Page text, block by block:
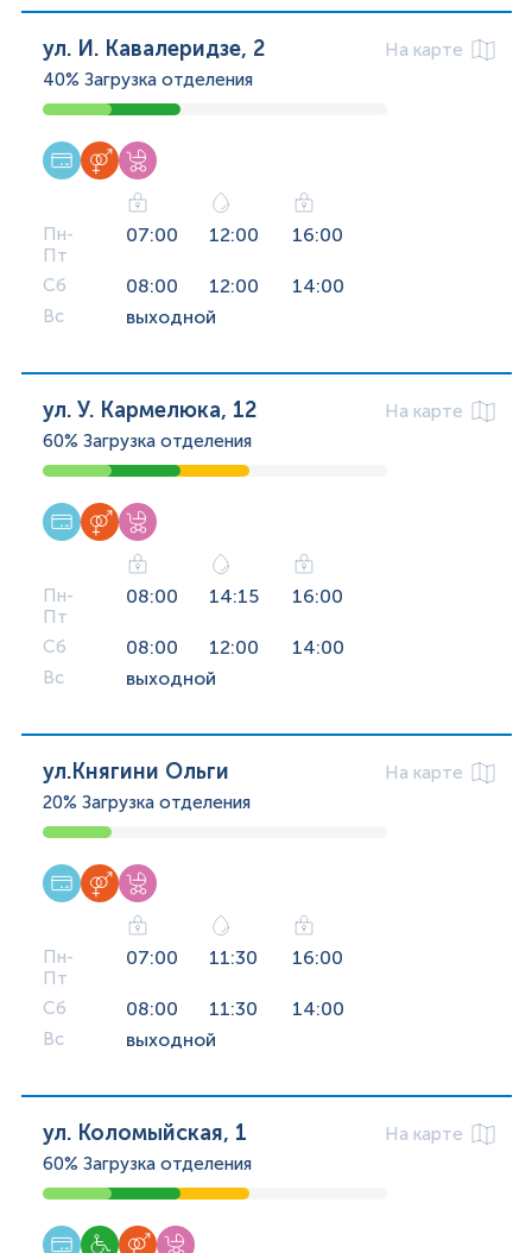
ул. И. Кавалеридзе, 2
На карте
40% Загрузка отделения
Пн-
Пт
07:00 12:00 16:00
Сб 08:00 12:00 14:00
Вс выходной
ул. У. Кармелюка, 12
На карте
60% Загрузка отделения
Пн-
Пт
08:00 14:15 16:00
Сб 08:00 12:00 14:00
Вс выходной
ул.Княгини Ольги
На карте
20% Загрузка отделения
Пн-
Пт
07:00 11:30 16:00
Сб 08:00 11:30 14:00
Вс выходной
ул. Коломыйская, 1
На карте
60% Загрузка отделения